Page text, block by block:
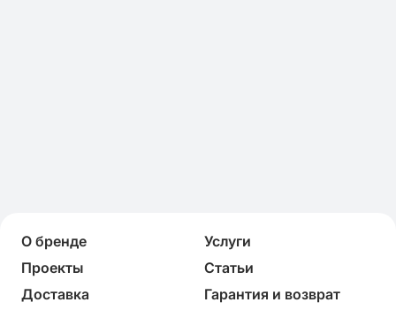
О бренде
Услуги
Проекты
Статьи
Доставка
Гарантия и возврат